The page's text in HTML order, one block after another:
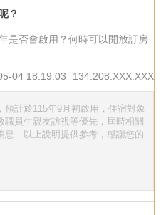
？
是否會啟用？何時可以開放訂房
04 18:19:03 134.208.XXX.XXX
預計於115年9月初啟用，住宿對象
職員生親友訪視等優先，屆時相關
息，以上說明提供參考，感謝您的